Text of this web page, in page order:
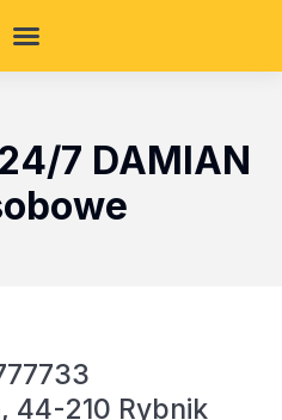
7 DAMIAN
44-210 Rybnik